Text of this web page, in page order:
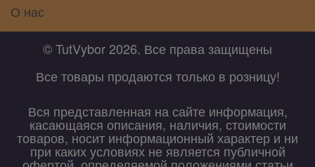
О нас
© TutVybor 2026. Все права защищены
Все товары продаются только в розницу!
Вся представленная на сайте информация,
касающаяся описания, наличия, стоимости
товаров, носит информационный характер и ни
при каких условиях не является публичной